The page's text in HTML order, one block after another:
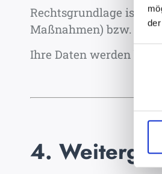
Rechtsgrundlage ist
Maßnahmen) bzw. Art.
Ihre Daten werden bis
4.